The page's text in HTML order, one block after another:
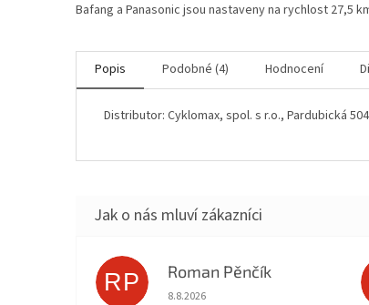
Bafang a Panasonic jsou nastaveny na rychlost 27,5
Popis Podobné (4) Hodnocení
Distributor: Cyklomax, spol. s r.o., Pardubická
RP Roman Pěnčík
Hodnocení obchodu je 5 z 5
8.8.2026